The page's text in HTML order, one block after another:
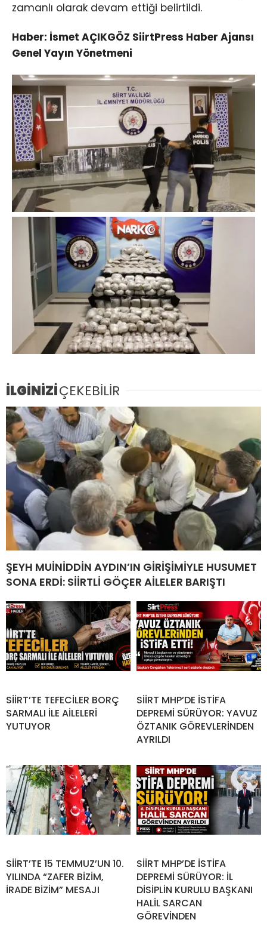
zamanlı olarak devam ettiği belirtildi.
Haber: İsmet AÇIKGÖZ SiirtPress Haber Ajansı
Genel Yayın Yönetmeni
İLGİNİZİÇEKEBİLİR
ŞEYH MUİNİDDİN AYDIN’IN GİRİŞİMİYLE HUSUMET
SONA ERDİ: SİİRTLİ GÖÇER AİLELER BARIŞTI
SİİRT’TE TEFECİLER BORÇ
SARMALI İLE AİLELERİ
YUTUYOR
SİİRT MHP’DE İSTİFA
DEPREMİ SÜRÜYOR: YAVUZ
ÖZTANIK GÖREVLERİNDEN
AYRILDI
SİİRT’TE 15 TEMMUZ’UN 10.
YILINDA “ZAFER BİZİM,
İRADE BİZİM” MESAJI
SİİRT MHP’DE İSTİFA
DEPREMİ SÜRÜYOR: İL
DİSİPLİN KURULU BAŞKANI
HALİL SARCAN
GÖREVİNDEN